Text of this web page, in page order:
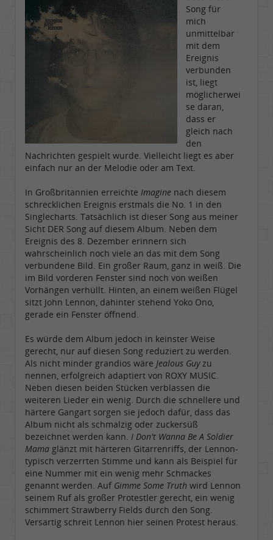
Song für
mich
unmittelbar
mit dem
Ereignis
verbunden
ist, liegt
möglicherwei
se daran,
dass er
gleich nach
den
Nachrichten gespielt wurde. Vielleicht liegt es aber
einfach nur an der Melodie oder am Text.
In Großbritannien erreichte Imagine nach diesem
schrecklichen Ereignis erstmals die No. 1 in den
Singlecharts. Tatsächlich ist dieser Song aus meiner
Sicht DER Song auf diesem Album. Neben dem
Ereignis des 8. Dezember erinnern sich
wahrscheinlich noch viele an das mit dem Song
verbundene Bild. Ein großer Raum, ganz in weiß. Die
im Bild vorderen Fenster sind noch von weißen
Vorhängen verhüllt. Hinten, an einem weißen Flügel
sitzt John Lennon, dahinter stehend Yoko Ono,
gerade ein Fenster öffnend.
Es würde dem Album jedoch in keinster Weise
gerecht, nur auf diesen Song reduziert zu werden.
Als nicht minder grandios wäre Jealous Guyzu
nennen, erfolgreich adaptiert von ROXY MUSIC.
Neben diesen beiden Stücken verblassen die
weiteren Lieder ein wenig. Durch die schnellere und
härtere Gangart sorgen sie jedoch dafür, dass das
Album nicht als schmalzig oder zuckersüß
bezeichnet werden kann. I Don't Wanna Be A Soldier
Mama glänzt mit härteren Gitarrenriffs, der Lennon-
typisch verzerrten Stimme und kann als Beispiel für
eine Nummer mit ein wenig mehr Schmackes
genannt werden. Auf Gimme Some Truth wird Lennon
seinem Ruf als großer Protestler gerecht, ein wenig
schimmert Strawberry Fields durch den Song.
Versartig schreit Lennon hier seinen Protest heraus.